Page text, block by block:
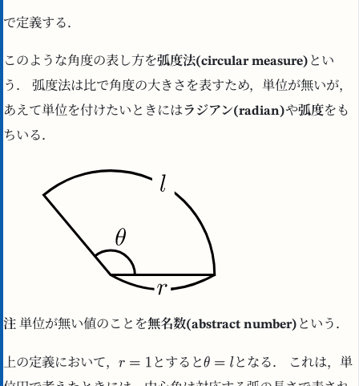
で定義する．
このような角度の表し方を弧度法(circular measure) とい
う． 弧度法は比で角度の大きさを表すため，単位が無いが，
あえて単位を付けたいときにはラジアン(radian)や弧度をも
ちいる．
注 単位が無い値のことを無名数(abstract number) という．
上の定義において， とすると
となる． これは，単